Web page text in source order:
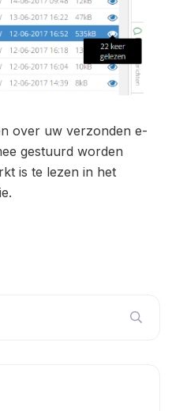
over uw verzonden e-
gestuurd worden
is te lezen in het
.